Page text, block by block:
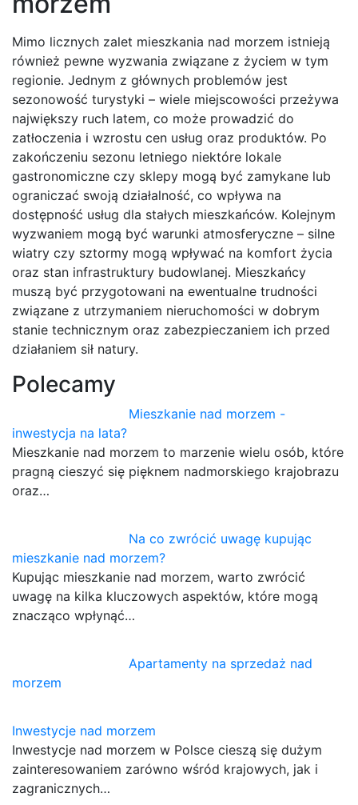
Mimo licznych zalet mieszkania nad morzem istnieją
również pewne wyzwania związane z życiem w tym
regionie. Jednym z głównych problemów jest
sezonowość turystyki – wiele miejscowości przeżywa
największy ruch latem, co może prowadzić do
zatłoczenia i wzrostu cen usług oraz produktów. Po
zakończeniu sezonu letniego niektóre lokale
gastronomiczne czy sklepy mogą być zamykane lub
ograniczać swoją działalność, co wpływa na
dostępność usług dla stałych mieszkańców. Kolejnym
wyzwaniem mogą być warunki atmosferyczne – silne
wiatry czy sztormy mogą wpływać na komfort życia
oraz stan infrastruktury budowlanej. Mieszkańcy
muszą być przygotowani na ewentualne trudności
związane z utrzymaniem nieruchomości w dobrym
stanie technicznym oraz zabezpieczaniem ich przed
działaniem sił natury.
Polecamy
Mieszkanie nad morzem -
inwestycja na lata?
Mieszkanie nad morzem to marzenie wielu osób, które
pragną cieszyć się pięknem nadmorskiego krajobrazu
oraz…
Na co zwrócić uwagę kupując
mieszkanie nad morzem?
Kupując mieszkanie nad morzem, warto zwrócić
uwagę na kilka kluczowych aspektów, które mogą
znacząco wpłynąć…
Apartamenty na sprzedaż nad
morzem
Inwestycje nad morzem
Inwestycje nad morzem w Polsce cieszą się dużym
zainteresowaniem zarówno wśród krajowych, jak i
zagranicznych…